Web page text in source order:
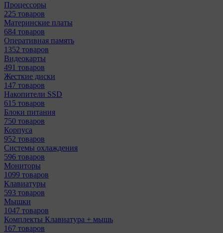
Процессоры
225 товаров
Материнcкие платы
684 товаров
Оперативная память
1352 товаров
Видеокарты
491 товаров
Жесткие диски
147 товаров
Накопители SSD
615 товаров
Блоки питания
750 товаров
Корпуса
952 товаров
Системы охлаждения
596 товаров
Мониторы
1099 товаров
Клавиатуры
593 товаров
Мышки
1047 товаров
Комплекты Клавиатура + мышь
167 товаров